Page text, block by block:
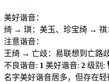
美好谐音：
绮 → 琪：美玉、珍宝绮 → 祺
注意谐音：
王绮 → 亡歧：易联想到亡路
不良谐音: 1 美好谐音: 2 级别:
名字美好谐音居多，但存在